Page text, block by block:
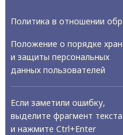
Политика в отношении
Положение о порядке
и защиты персональных
данных пользователей
Если заметили ошибку,
выделите фрагмент текста
и нажмите Ctrl+Enter